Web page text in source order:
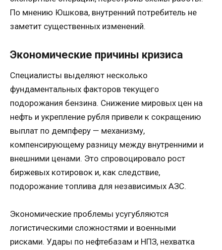
По мнению Юшкова, внутренний потребитель не
заметит существенных изменений.
Экономические причины кризиса
Специалисты выделяют несколько
фундаментальных факторов текущего
подорожания бензина. Снижение мировых цен на
нефть и укрепление рубля привели к сокращению
выплат по демпферу — механизму,
компенсирующему разницу между внутренними и
внешними ценами. Это спровоцировало рост
биржевых котировок и, как следствие,
подорожание топлива для независимых АЗС.
Экономические проблемы усугубляются
логистическими сложностями и военными
рисками. Удары по нефтебазам и НПЗ, нехватка